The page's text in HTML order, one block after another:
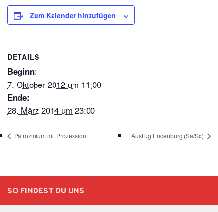
Zum Kalender hinzufügen
DETAILS
Beginn:
7. Oktober 2012 um 11:00
Ende:
28. März 2014 um 23:00
Patrozinium mit Prozession Ausflug Endenburg (Sa/So)
SO FINDEST DU UNS